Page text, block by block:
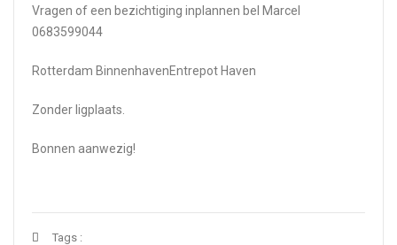
Vragen of een bezichtiging inplannen bel Marcel
0683599044
Rotterdam BinnenhavenEntrepot Haven
Zonder ligplaats.
Bonnen aanwezig!
Tags :